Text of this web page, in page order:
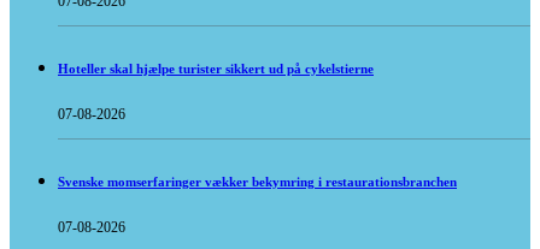
Hoteller skal hjælpe turister sikkert ud på cykelstierne
07-08-2026
Svenske momserfaringer vækker bekymring i restaurationsbranchen
07-08-2026